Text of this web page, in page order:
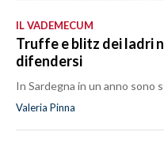
IL VADEMECUM
Truffe e blitz dei ladri
difendersi
In Sardegna in un anno sono
Valeria Pinna